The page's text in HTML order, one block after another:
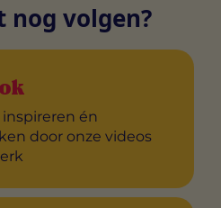
nog volgen?
inspireren én
door onze videos